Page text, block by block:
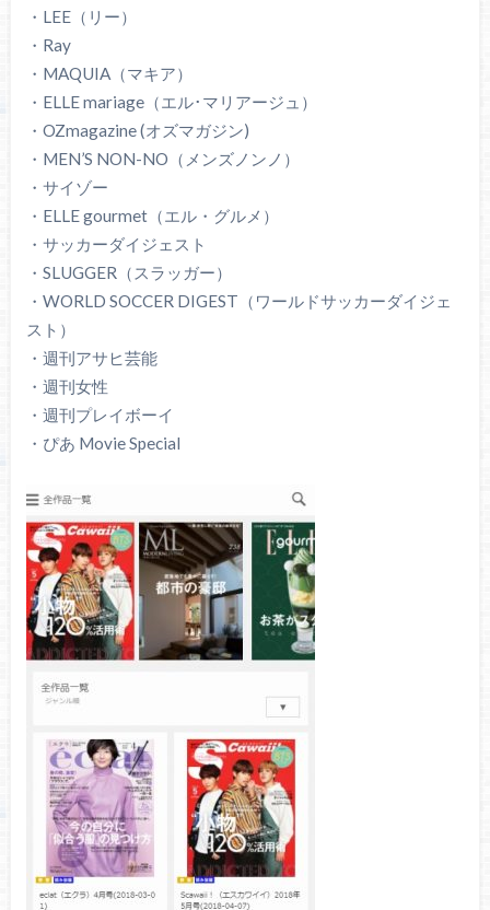
・LEE（リー）
・Ray
・MAQUIA（マキア）
・ELLE mariage（エル･マリアージュ）
・OZmagazine (オズマガジン)
・MEN’S NON-NO（メンズノンノ）
・サイゾー
・ELLE gourmet（エル・グルメ）
・サッカーダイジェスト
・SLUGGER（スラッガー）
・WORLD SOCCER DIGEST（ワールドサッカーダイジェ
スト）
・週刊アサヒ芸能
・週刊女性
・週刊プレイボーイ
・ぴあ Movie Special